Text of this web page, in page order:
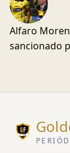
Alfaro
sancionado